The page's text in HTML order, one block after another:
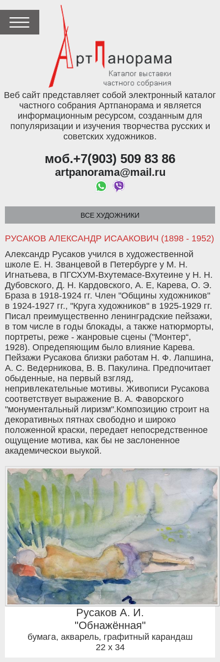
Веб сайт представляет собой электронный каталог
частного собрания Артпанорама и является
информационным ресурсом, созданным для
популяризации и изучения творчества русских и
советских художников.
моб.+7(903) 509 83 86
artpanorama@mail.ru
ВСЕ ХУДОЖНИКИ
РУСАКОВ АЛЕКСАНДР ИСААКОВИЧ (1898 - 1952)
Александр Русаков учился в художественной
школе Е. Н. Званцевой в Петербурге у М. Н.
Игнатьева, в ПГСХУМ-Вхутемасе-Вхутеине у Н. Н.
Дубовского, Д. Н. Кардовского, А. Е, Карева, О. Э.
Браза в 1918-1924 гг. Член "Общины художников"
в 1924-1927 гг., "Круга художников" в 1925-1929 гг.
Писал преимущественно ленинградские пейзажи,
в том числе в годы блокады, а также натюрморты,
портреты, реже - жанровые сцены ("Монтер“,
1928). Опредепяющим было влияние Карева.
Пейзажи Русакова близки работам Н. Ф. Лапшина,
А. С. Ведерникова, В. В. Пакулина. Предпочитает
обыденные, на первый взгляд,
непривлекательные мотивы. Живописи Русакова
соответствует выражение В. А. Фаворского
"монументальный лиризм".Композицию строит на
декоративных пятнах свободно и широко
положенной краски, передает непосредственное
ощущение мотива, как бы не заслоненное
академическои выукой.
Русаков А. И.
"Обнажённая"
бумага, акварель, графитный карандаш
22 x 34